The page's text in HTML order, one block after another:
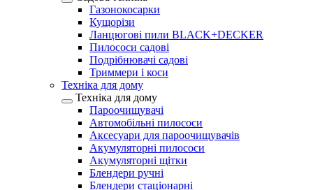
Газонокосарки
Кущорізи
Ланцюгові пили BLACK+DECKER
Пилососи садові
Подрібнювачі садові
Триммери і коси
Техніка для дому
Техніка для дому
Пароочищувачі
Автомобільні пилососи
Аксесуари для пароочищувачів
Акумуляторні пилососи
Акумуляторні щітки
Блендери ручні
Блендери стаціонарні